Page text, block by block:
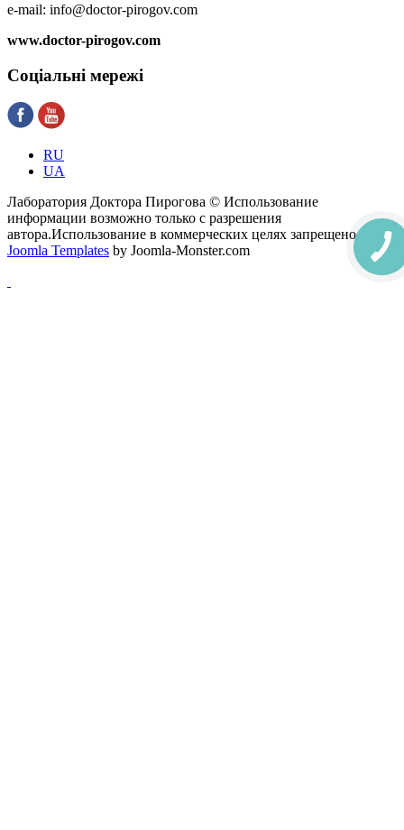
e-mail: info@doctor-pirogov.com
www.doctor-pirogov.com
Соціальні мережі
RU
UA
Лаборатория Доктора Пирогова © Использование
информации возможно только с разрешения
автора.Использование в коммерческих целях запрещено.
Joomla Templates by Joomla-Monster.com